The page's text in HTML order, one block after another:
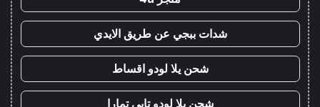
شدات ببجي عن طريق الايدي
شحن يلا لودو اقساط
شحن يلا لودو تابي تمارا